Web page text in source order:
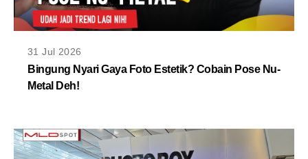
VIDEOS
MLDPOINTS
31 Jul 2026
Bingung Nyari Gaya Foto Estetik? Cobain Pose Nu-
Metal Deh!